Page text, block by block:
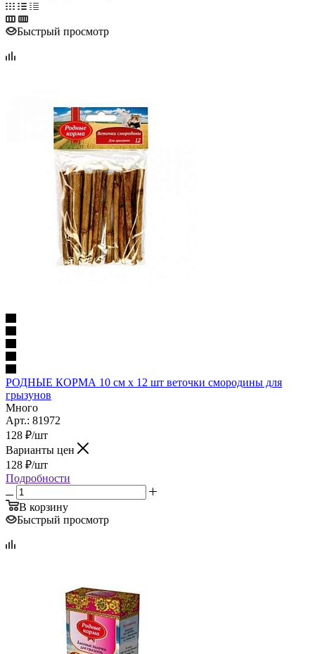
Быстрый просмотр
РОДНЫЕ КОРМА 10 см х 12 шт веточки смородины для
грызунов
Много
Арт.: 81972
128 ₽/шт
Варианты цен
128 ₽/шт
Подробности
В корзину
Быстрый просмотр